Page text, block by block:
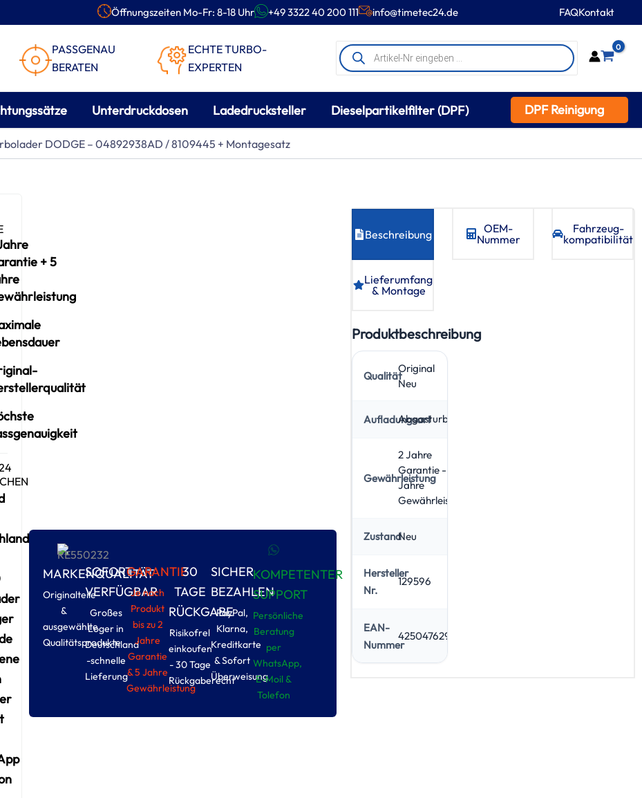
Öffnungszeiten Mo-Fr: 8-18 Uhr +49 3322 40 200 111 info@timetec24.de FAQKontakt
PASSGENAU
BERATEN
ECHTE TURBO-
EXPERTEN
Products
search
0
Unterdruckdosen Ladedrucksteller Dieselpartikelfilter (DPF) DPF Reinigung
DODGE – 04892938AD / 8109445 + Montagesatz
+ 5
MARKENQUALITÄT
Originalteile
&
ausgewählte
Qualitätsprodukte
SOFORT
VERFÜGBAR
Großes
Loger in
Deutschland
-schnelle
Lieferung
GARANTIE
Je nach
Produkt
bis zu 2
Jahre
Garantie
& 5 Jahre
Gewährleistung
30
TAGE
RÜCKGABE
Risikofrel
einkoufen
- 30 Tage
Rückgaberecht
SICHER
BEZAHLEN
PayPal,
Klarna,
Kreditkarte
& Sofort
Überweisung
KOMPETENTER
SUPPORT
Persönliche
Beratung
per
WhatsApp,
E-Moil &
Tolefon
Beschreibung
OEM-
Nummer
Fahrzeug­
kompatibilität
Lieferumfang
& Montage
Produktbeschreibung
Qualität
Original
Neu
AufladungsartAbgasturbolader
Gewährleistung
2 Jahre
Garantie - 5
Jahre
Gewährleistung
ZustandNeu
Hersteller
Nr.
129596
EAN-
Nummer
4250476295967